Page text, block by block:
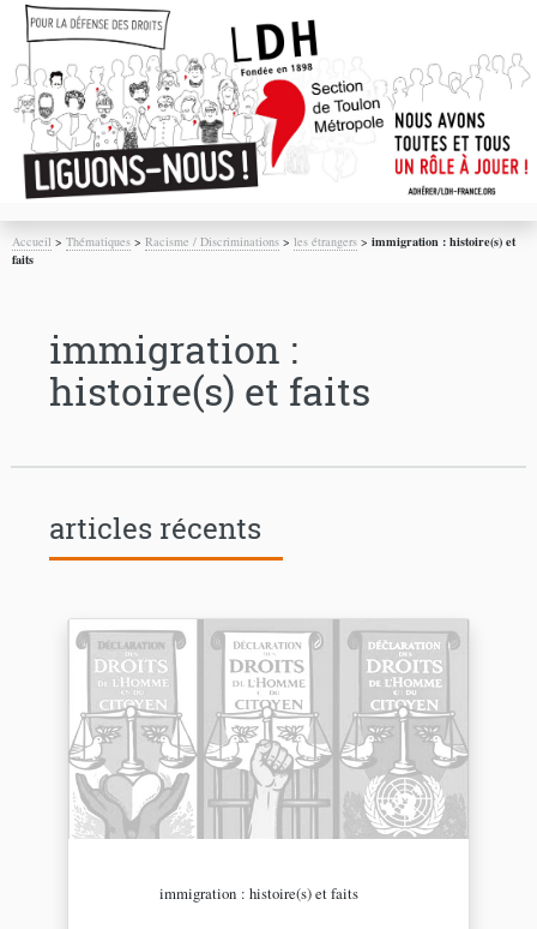
Accueil >Thématiques >Racisme / Discriminations >les étrangers >immigration : histoire(s) et
faits
immigration :
histoire(s) et faits
articles récents
immigration : histoire(s) et faits